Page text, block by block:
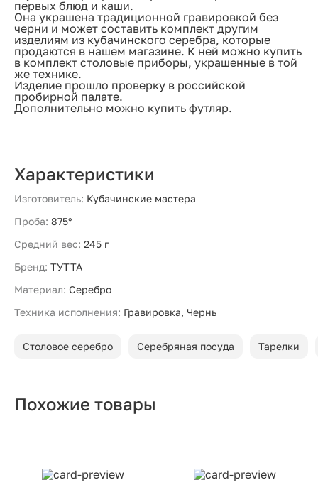
первых блюд и каши.
Она украшена традиционной гравировкой без
черни и может составить комплект другим
изделиям из кубачинского серебра, которые
продаются в нашем магазине. К ней можно купить
в комплект столовые приборы, украшенные в той
же технике.
Изделие прошло проверку в российской
пробирной палате.
Дополнительно можно купить футляр.
Характеристики
Изготовитель: Кубачинские мастера
Проба: 875°
Средний вес: 245 г
Бренд: ТУТТА
Материал: Серебро
Техника исполнения: Гравировка, Чернь
Столовое серебро Серебряная посуда Тарелки
Похожие товары